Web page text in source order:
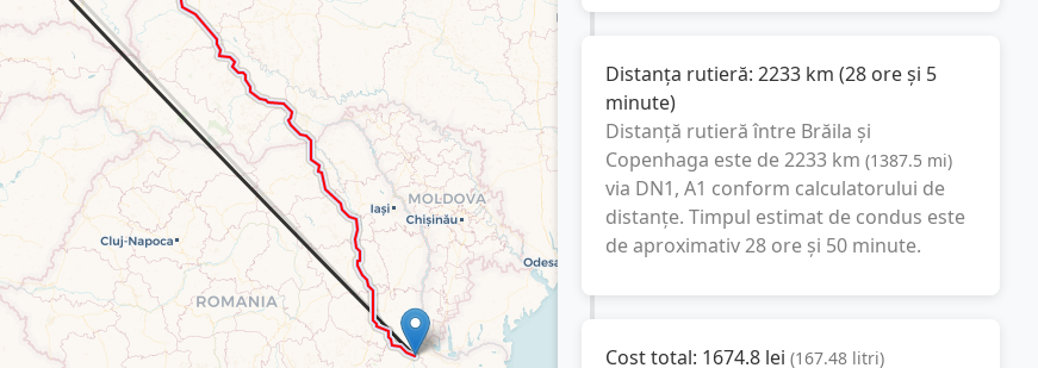
Distanța rutieră: 2233 km (28 ore și 5
minute)
Distanță rutieră între Brăila și
Copenhaga este de2233 km (1387.5 mi)
via DN1, A1 conform calculatorului de
distanțe. Timpul estimat de condus este
de aproximativ28 ore și 50 minute.
Cost total: 1674.8 lei (167.48 litri)